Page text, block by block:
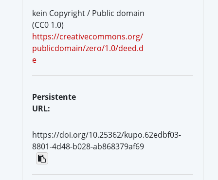
kein Copyright / Public domain
(CC0 1.0)
https://creativecommons.org/
publicdomain/zero/1.0/deed.d
e
Persistente
URL:
https://doi.org/10.25362/kupo.62edbf03-
8801-4d48-b028-ab868379af69